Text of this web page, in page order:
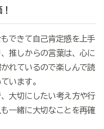
できて自己肯定感を上手
推しからの言葉は、心に
れているので楽しんで読
います。
大切にしたい考え方や行
一緒に大切なことを再確